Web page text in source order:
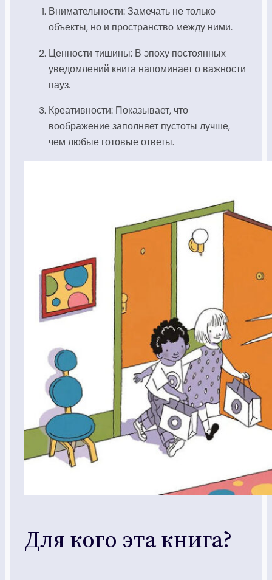
Внимательности: Замечать не только
объекты, но и пространство между ними.
Ценности тишины: В эпоху постоянных
уведомлений книга напоминает о важности
пауз.
Креативности: Показывает, что
воображение заполняет пустоты лучше,
чем любые готовые ответы.
Для кого эта книга?